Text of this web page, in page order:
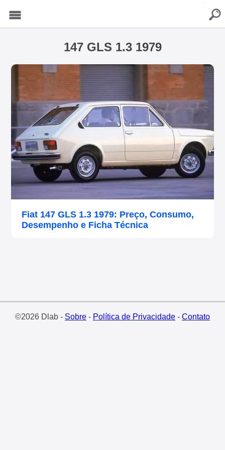
147 GLS 1.3 1979
Fiat 147 GLS 1.3 1979: Preço, Consumo,
Desempenho e Ficha Técnica
©2026 Dlab - Sobre- Política de Privacidade- Contato